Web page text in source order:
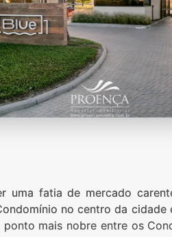
uma fatia de mercado
no centro da
mais nobre entre os